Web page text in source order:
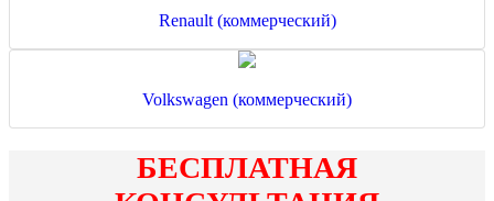
Renault (коммерческий)
Volkswagen (коммерческий)
БЕСПЛАТНАЯ